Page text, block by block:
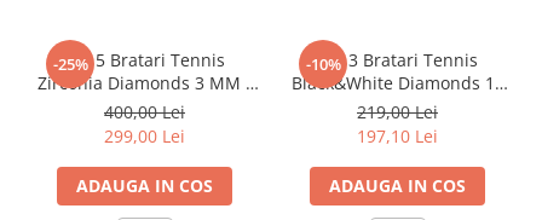
-25%
Set 5 Bratari Tennis
Zirconia Diamonds 3 MM /
19.5 CM
400,00 Lei
299,00 Lei
ADAUGA IN COS
-10%
Set 3 Bratari Tennis
Black&White Diamonds 19
CM
219,00 Lei
197,10 Lei
ADAUGA IN COS